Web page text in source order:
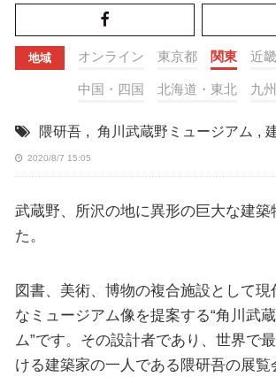
地域 オンライン 東京都 関東 近畿
中国・四国 北海道・東北 九
隈研吾 , 角川武蔵野ミュージアム ,
2020/8/7 15:05
武蔵野、所沢の地に異形の巨大な建築
た。
図書、美術、博物の複合施設として現
なミュージアム像を提案する“角川武
ム”です。その設計者であり、世界で
ける建築家の一人である隈研吾の展覧